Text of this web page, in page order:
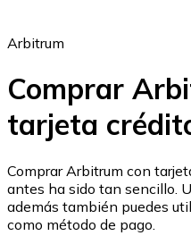
Ethereum
ETH
Arbitrum
Comprar
tarjeta
Comprar Arbitrum con
antes ha sido tan sencillo.
además también puedes
como método de pago.